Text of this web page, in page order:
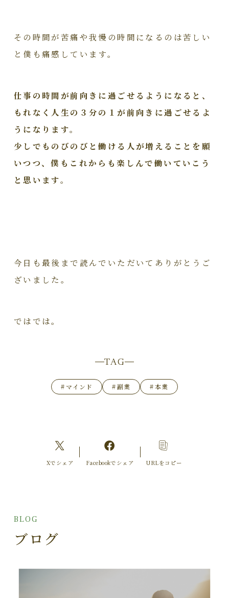
その時間が苦痛や我慢の時間になるのは苦しい
と僕も痛感しています。
仕事の時間が前向きに過ごせるようになると、
もれなく人生の３分の１が前向きに過ごせるよ
うになります。
少しでものびのびと働ける人が増えることを願
いつつ、僕もこれからも楽しんで働いていこう
と思います。
今日も最後まで読んでいただいてありがとうご
ざいました。
ではでは。
TAG
# マインド #副業 #本業
Xでシェア Facebookでシェア URLをコピー
BLOG
ブログ